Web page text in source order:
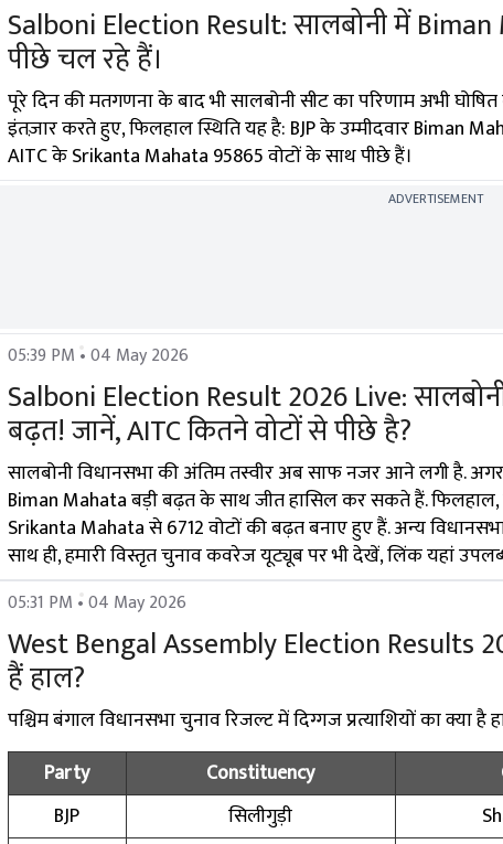
Salboni Election Result: सालबोनी में
पीछे चल रहे हैं।
पूरे दिन की मतगणना के बाद भी सालबोनी सीट का परिणाम अभी
इंतज़ार करते हुए, फिलहाल स्थिति यह है: BJP के उम्मीदवार Biman
AITC के Srikanta Mahata 95865 वोटों के साथ पीछे हैं।
ADVERTISEMENT
05:39 PM • 04 May 2026
Salboni Election Result 2026 Live:
बढ़त! जानें, AITC कितने वोटों से पीछे है?
सालबोनी विधानसभा की अंतिम तस्वीर अब साफ नजर आने लगी है. अगर
Biman Mahata बड़ी बढ़त के साथ जीत हासिल कर सकते हैं. फिलहाल, वे
Srikanta Mahata से 6712 वोटों की बढ़त बनाए हुए हैं. अन्य
साथ ही, हमारी विस्तृत चुनाव कवरेज यूट्यूब पर भी देखें, लिंक यहां
05:31 PM • 04 May 2026
West Bengal Assembly Election Results
हैं हाल?
पश्चिम बंगाल विधानसभा चुनाव रिजल्ट में दिग्गज प्रत्याशियों का क्या
Party
Constituency
BJP
सिलीगुड़ी